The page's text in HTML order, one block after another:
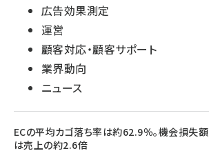
広告効果測定
運営
顧客対応・顧客サポート
業界動向
ニュース
ECの平均カゴ落ち率は約62.9％。機会損失額
は売上の約2.6倍